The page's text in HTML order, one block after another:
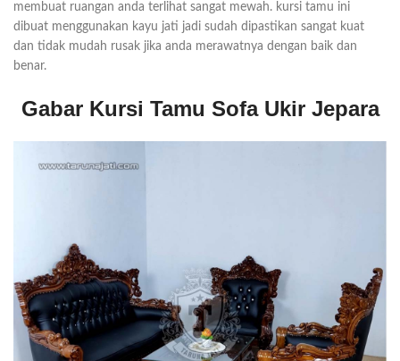
membuat ruangan anda terlihat sangat mewah. kursi tamu ini
dibuat menggunakan kayu jati jadi sudah dipastikan sangat kuat
dan tidak mudah rusak jika anda merawatnya dengan baik dan
benar.
Gabar Kursi Tamu Sofa Ukir Jepara